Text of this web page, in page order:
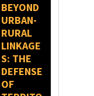
BEYOND
URBAN-
RURAL
LINKAGE
S: THE
DEFENSE
OF